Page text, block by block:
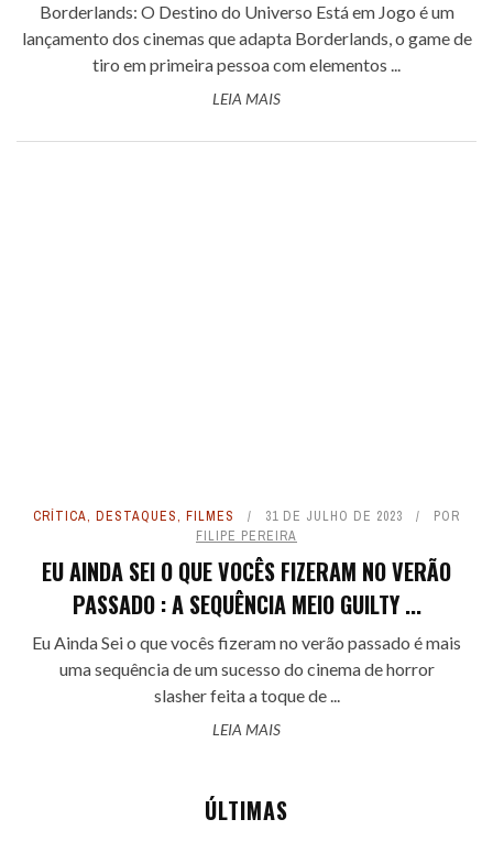
Borderlands: O Destino do Universo Está em Jogo é um
lançamento dos cinemas que adapta Borderlands, o game de
tiro em primeira pessoa com elementos ...
LEIA MAIS
CRÍTICA, DESTAQUES, FILMES 31 DE JULHO DE 2023
POR
FILIPE PEREIRA
EU AINDA SEI O QUE VOCÊS FIZERAM NO VERÃO
PASSADO : A SEQUÊNCIA MEIO GUILTY ...
Eu Ainda Sei o que vocês fizeram no verão passado é mais
uma sequência de um sucesso do cinema de horror
slasher feita a toque de ...
LEIA MAIS
ÚLTIMAS